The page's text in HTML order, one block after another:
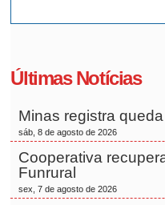
Últimas Notícias
Minas registra
sáb, 8 de agosto de 2026
Cooperativa
Funrural
sex, 7 de agosto de 2026